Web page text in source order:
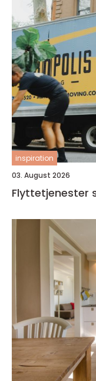
inspiration
03. August 2026
Flyttetjenester